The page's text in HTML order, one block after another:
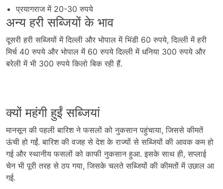
प्रयागराज में 20-30 रुपये
अन्य हरी सब्जियों के भाव
दूसरी हरी सब्जियों में दिल्ली और भोपाल में भिंडी 60 रुपये, दिल्ली में हरी
मिर्च 40 रुपये और भोपाल में 60 रुपये दिल्ली में धनिया 300 रुपये और
बरेली में भी 300 रुपये किलो बिक रही हैं.
क्यों महंगी हुईं सब्जियां
मानसून की पहली बारिश ने फसलों को नुकसान पहुंचाया, जिससे कीमतें
ऊंची हो गईं. बारिश की वजह से देश के राज्यों से सब्जियों की आवक कम हो
गई और स्थानीय फसलों को काफी नुकसान हुआ. इसके साथ ही, सप्लाई
चेन भी पूरी तरह से ठप गया, जिसके चलते सब्जियों की कीमतों में उछाल आ
गई.